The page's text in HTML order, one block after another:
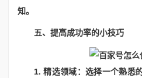
知。
五、提高成功率的小技巧
1. 精选领域：选择一个熟悉